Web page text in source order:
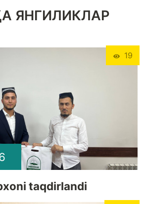
ЯНГИЛИКЛАР
19
taqdirlandi